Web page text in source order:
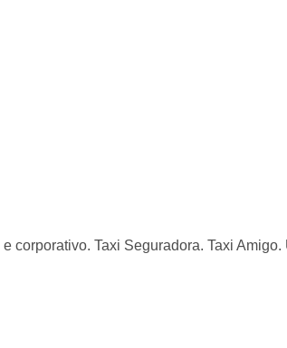
corporativo. Taxi Seguradora. Taxi Amigo.